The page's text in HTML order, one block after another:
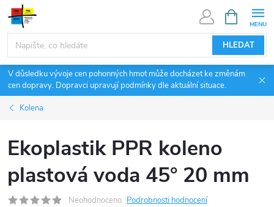
Přejít
obsah
HLEDAT
NÁKUPNÍ
KOŠÍK
V důsledku vývoje cen pohonných hmot může docházet ke změnám
cen dopravy. Dopravci upravují podmínky dle aktuální situace.
Kolena
Ekoplastik PPR koleno
plastová voda 45° 20 mm
Neohodnoceno Podrobnosti hodnocení